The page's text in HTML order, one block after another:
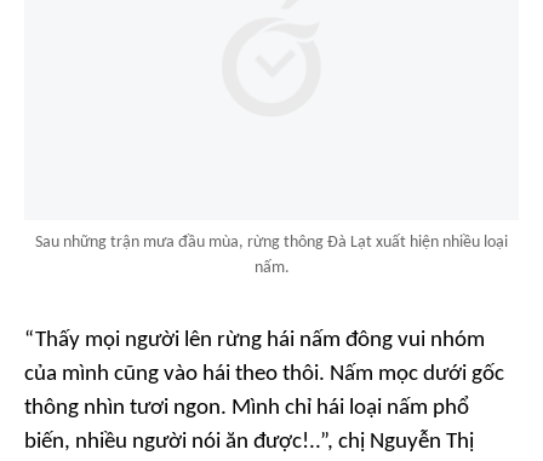
Sau những trận mưa đầu mùa, rừng thông Đà Lạt xuất hiện nhiều loại
nấm.
“Thấy mọi người lên rừng hái nấm đông vui nhóm
của mình cũng vào hái theo thôi. Nấm mọc dưới gốc
thông nhìn tươi ngon. Mình chỉ hái loại nấm phổ
biến, nhiều người nói ăn được!..”, chị Nguyễn Thị